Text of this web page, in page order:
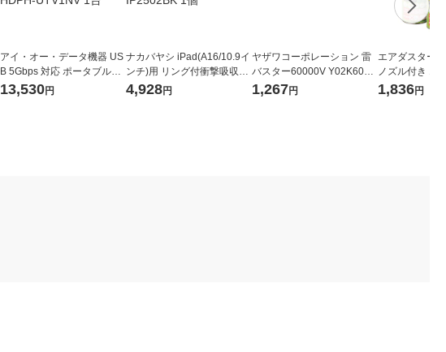
アイ・オー・データ機器 US
B 5Gbps 対応 ポータブルHD
D TV録画対応 1TB ネイビー
13,530円
ナカバヤシ iPad(A16/10.9イ
ンチ)用 リング付衝撃吸収ケ
ース ブラック TBC-IP2502B
4,928円
ヤザワコーポレーション 雷
バスター60000V Y02K60W
H 1個
1,267円
エアダスター
ノズル付き エ
フロン) 逆さ使
1,836円